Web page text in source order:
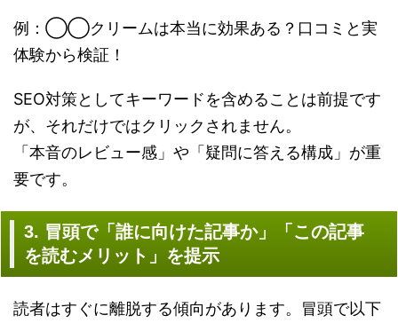
例：◯◯クリームは本当に効果ある？口コミと実
体験から検証！
SEO対策としてキーワードを含めることは前提です
が、それだけではクリックされません。
「本音のレビュー感」や「疑問に答える構成」が重
要です。
3. 冒頭で「誰に向けた記事か」「この記事
を読むメリット」を提示
読者はすぐに離脱する傾向があります。冒頭で以下